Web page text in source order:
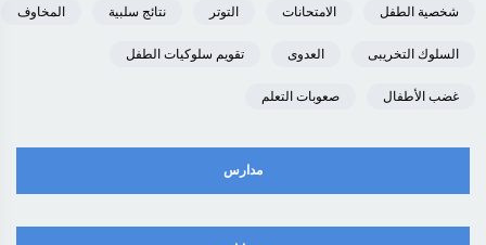
شخصية الطفل الامتحانات التوتر نتائج سلبية المخاوف
السلوك التخريبى العدوى تقويم سلوكيات الطفل
غضب الأطفال صعوبات التعلم
مدارس